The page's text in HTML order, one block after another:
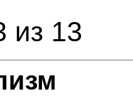
из 13